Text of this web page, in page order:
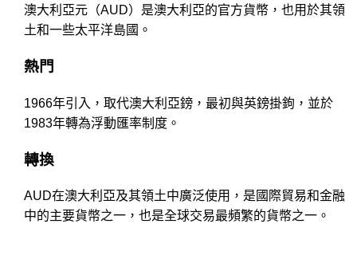
澳大利亞元（AUD）是澳大利亞的官方貨幣，也用於其領
土和一些太平洋島國。
熱門
1966年引入，取代澳大利亞鎊，最初與英鎊掛鉤，並於
1983年轉為浮動匯率制度。
轉換
AUD在澳大利亞及其領土中廣泛使用，是國際貿易和金融
中的主要貨幣之一，也是全球交易最頻繁的貨幣之一。